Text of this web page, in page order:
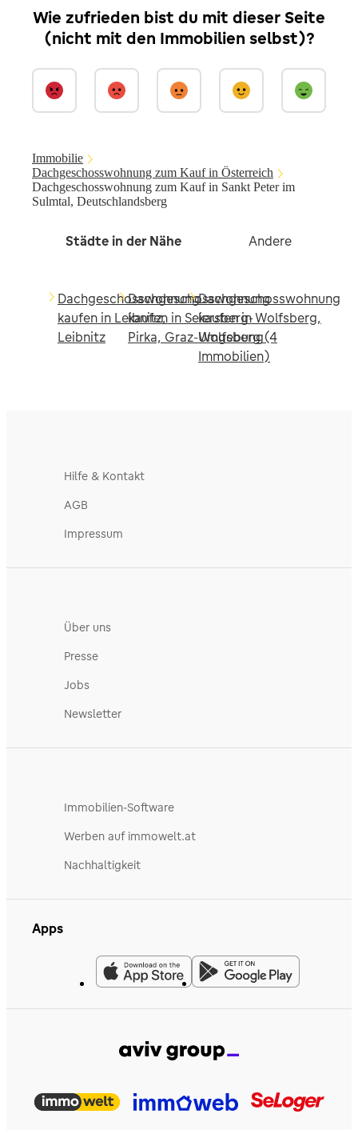
Wie zufrieden bist du mit dieser Seite
(nicht mit den Immobilien selbst)?
Immobilie
Dachgeschosswohnung zum Kauf in Österreich
Dachgeschosswohnung zum Kauf in Sankt Peter im
Sulmtal, Deutschlandsberg
Städte in der Nähe Andere
Dachgeschosswohnung
kaufen in Leibnitz,
Leibnitz
Dachgeschosswohnung
kaufen in Seiersberg-
Pirka, Graz-Umgebung
Dachgeschosswohnung
kaufen in Wolfsberg,
Wolfsberg (4
Immobilien)
Hilfe & Kontakt
AGB
Impressum
Über uns
Presse
Jobs
Newsletter
Immobilien-Software
Werben auf immowelt.at
Nachhaltigkeit
Apps